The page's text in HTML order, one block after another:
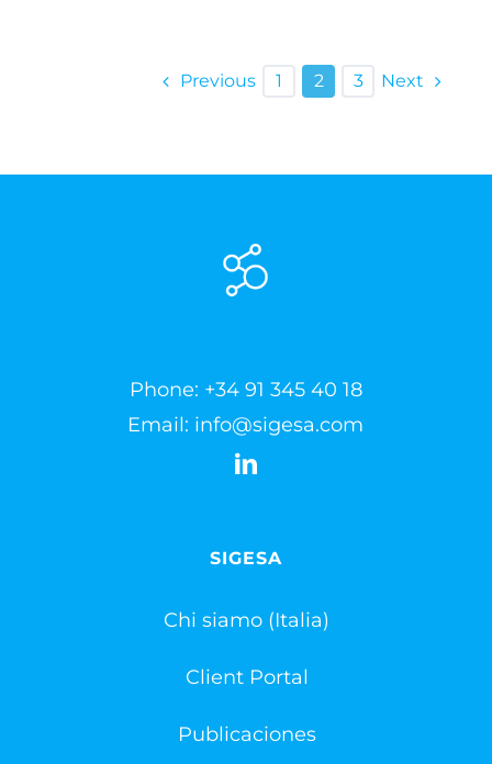
Previous 1 2 3 Next
Phone: +34 91 345 40 18
Email: info@sigesa.com
SIGESA
Chi siamo (Italia)
Client Portal
Publicaciones